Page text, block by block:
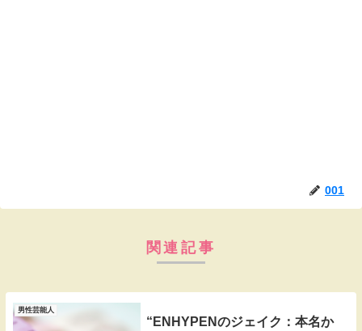
001
関連記事
男性芸能人
“ENHYPENのジェイク：本名か